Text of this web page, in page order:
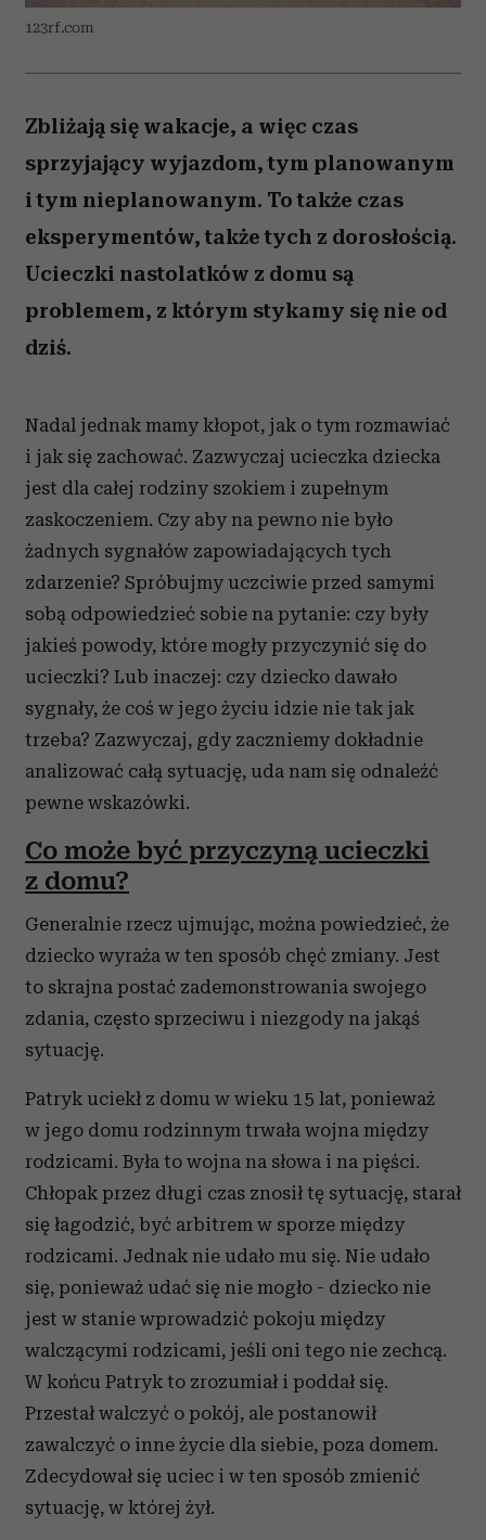
123rf.com
Zbliżają się wakacje, a więc czas
sprzyjający wyjazdom, tym planowanym
i tym nieplanowanym. To także czas
eksperymentów, także tych z dorosłością.
Ucieczki nastolatków z domu są
problemem, z którym stykamy się nie od
dziś.
Nadal jednak mamy kłopot, jak o tym rozmawiać
i jak się zachować. Zazwyczaj ucieczka dziecka
jest dla całej rodziny szokiem i zupełnym
zaskoczeniem. Czy aby na pewno nie było
żadnych sygnałów zapowiadających tych
zdarzenie? Spróbujmy uczciwie przed samymi
sobą odpowiedzieć sobie na pytanie: czy były
jakieś powody, które mogły przyczynić się do
ucieczki? Lub inaczej: czy dziecko dawało
sygnały, że coś w jego życiu idzie nie tak jak
trzeba? Zazwyczaj, gdy zaczniemy dokładnie
analizować całą sytuację, uda nam się odnaleźć
pewne wskazówki.
Co może być przyczyną ucieczki
z domu?
Generalnie rzecz ujmując, można powiedzieć, że
dziecko wyraża w ten sposób chęć zmiany. Jest
to skrajna postać zademonstrowania swojego
zdania, często sprzeciwu i niezgody na jakąś
sytuację.
Patryk uciekł z domu w wieku 15 lat, ponieważ
w jego domu rodzinnym trwała wojna między
rodzicami. Była to wojna na słowa i na pięści.
Chłopak przez długi czas znosił tę sytuację, starał
się łagodzić, być arbitrem w sporze między
rodzicami. Jednak nie udało mu się. Nie udało
się, ponieważ udać się nie mogło - dziecko nie
jest w stanie wprowadzić pokoju między
walczącymi rodzicami, jeśli oni tego nie zechcą.
W końcu Patryk to zrozumiał i poddał się.
Przestał walczyć o pokój, ale postanowił
zawalczyć o inne życie dla siebie, poza domem.
Zdecydował się uciec i w ten sposób zmienić
sytuację, w której żył.